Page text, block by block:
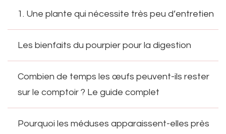
1. Une plante qui nécessite très peu d’entretien
Les bienfaits du pourpier pour la digestion
Combien de temps les œufs peuvent-ils rester
sur le comptoir ? Le guide complet
Pourquoi les méduses apparaissent-elles près